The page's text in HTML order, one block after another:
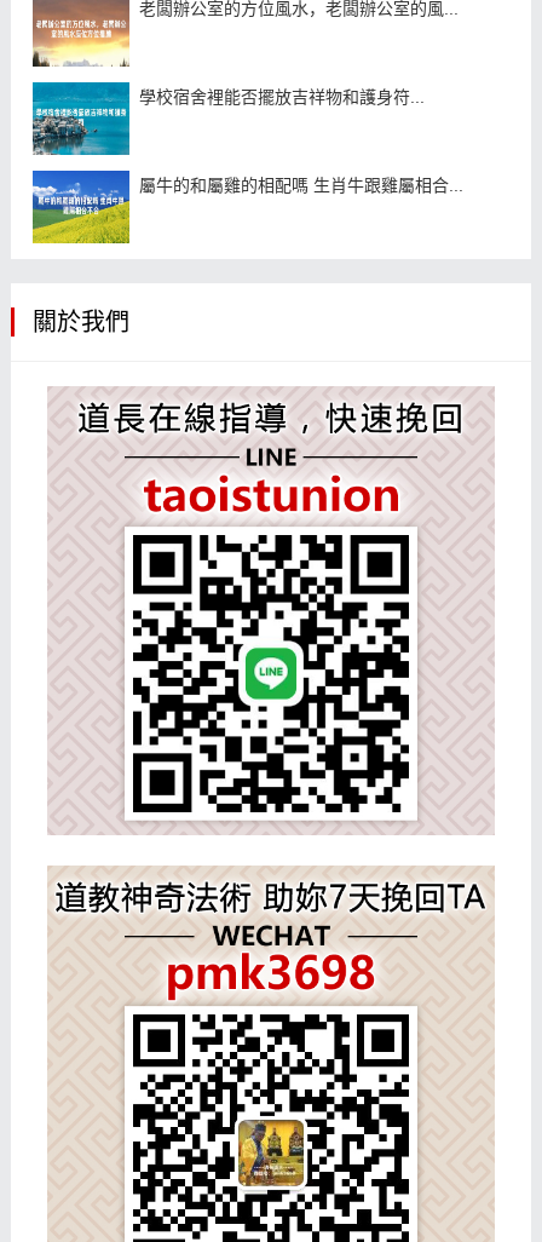
老闆辦公室的方位風水，老闆辦公室的風...
學校宿舍裡能否擺放吉祥物和護身符...
屬牛的和屬雞的相配嗎 生肖牛跟雞屬相合...
關於我們